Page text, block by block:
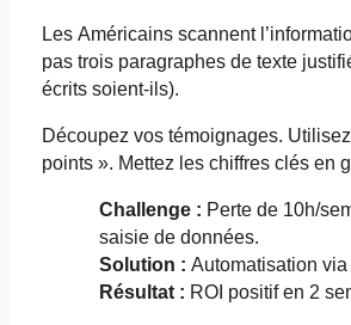
Les Américains scannent
pas trois paragraphes de texte
écrits soient-ils).
Découpez vos témoignages.
points ». Mettez les chiffres clés en
Challenge : Perte de 10h/
saisie de données.
Solution : Automatisation via
Résultat : ROI positif en 2